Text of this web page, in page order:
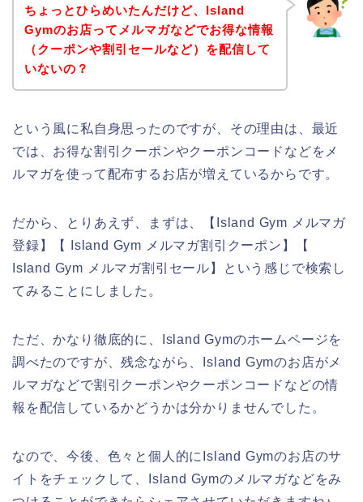
ちょっとひらめいたんだけど、Island
Gymのお店ってメルマガなどでお得な情報
（クーポンや割引セールなど）を配信して
いないの？
という風に私自身思ったのですが、その理由は、最近
では、お得な割引クーポンやクーポンコードなどをメ
ルマガを使って配布するお店が増えているからです。
だから、とりあえず、まずは、【Island Gym メルマガ
登録】【 Island Gym メルマガ割引クーポン】【
Island Gym メルマガ割引セール】という感じで検索し
てみることにしました。
ただ、かなり徹底的に、Island Gymのホームページを
調べたのですが、残念ながら、Island Gymのお店がメ
ルマガなどで割引クーポンやクーポンコードなどの情
報を配信しているかどうかは分かりませんでした。
なので、今後、色々と個人的にIsland Gymのお店のサ
イトをチェックして、Island Gymのメルマガなどをみ